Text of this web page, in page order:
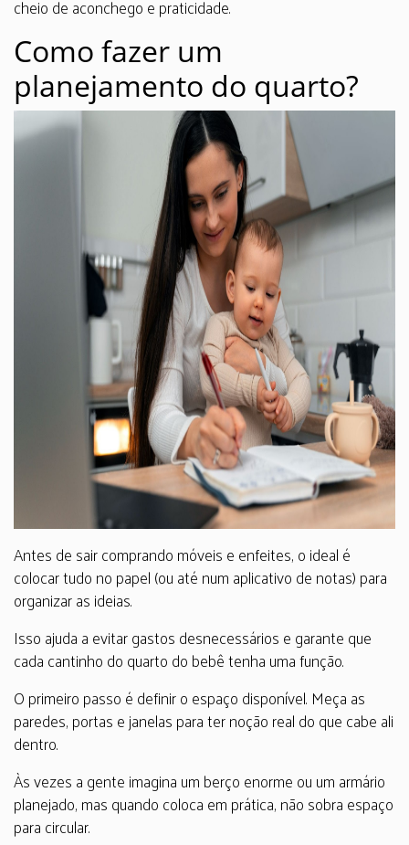
cheio de aconchego e praticidade.
Como fazer um
planejamento do quarto?
Antes de sair comprando móveis e enfeites, o ideal é
colocar tudo no papel (ou até num aplicativo de notas) para
organizar as ideias.
Isso ajuda a evitar gastos desnecessários e garante que
cada cantinho do quarto do bebê tenha uma função.
O primeiro passo é definir o espaço disponível. Meça as
paredes, portas e janelas para ter noção real do que cabe ali
dentro.
Às vezes a gente imagina um berço enorme ou um armário
planejado, mas quando coloca em prática, não sobra espaço
para circular.